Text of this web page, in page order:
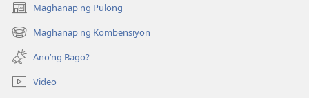
Maghanap ng Pulong
(may
bubukas
na
bagong
window)
Maghanap ng Kombensiyon
(may
bubukas
na
bagong
window)
Ano’ng Bago?
Video